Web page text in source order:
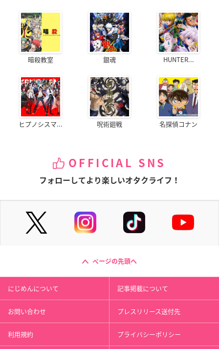
暗殺教室 銀魂 HUNTER...
ヒプノシスマ... 呪術廻戦 名探偵コナン
OFFICIAL SNS
フォローしてより楽しいオタクライフ！
ページの先頭へ
にじめんについて 記事掲載について
お問い合わせ プレスリリース送付先
利用規約 プライバシーポリシー